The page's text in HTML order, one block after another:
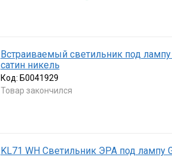
Встраиваемый светильник под
сатин никель
Код: Б0041929
Товар закончился
KL71 WH Светильник ЭРА под лампу